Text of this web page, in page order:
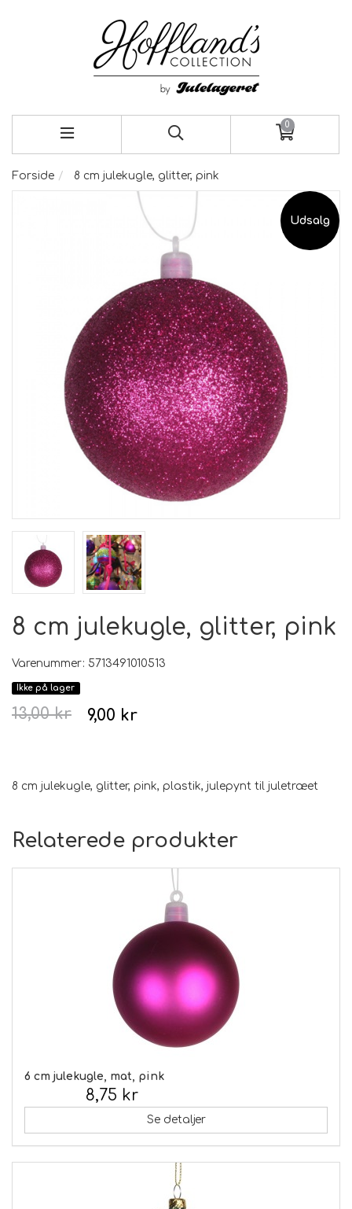
0
Forside 8 cm julekugle, glitter, pink
Udsalg
8 cm julekugle, glitter, pink
Varenummer: 5713491010513
Ikke på lager
9,00 kr
13,00 kr
8 cm julekugle, glitter, pink, plastik, julepynt til juletræet
Relaterede produkter
6 cm julekugle, mat, pink
8,75 kr
Se detaljer